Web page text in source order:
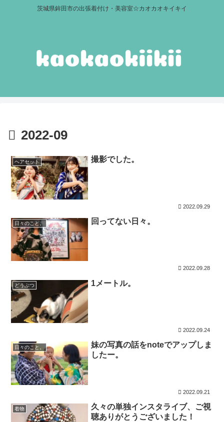
茨城県鉾田市の出張着付け・美容室☆カオカオキイキイ
2022-09
ヘアセット 撮影でした。
2022.09.29
日々のこと。 回ってない日々。
2022.09.28
どうぶつ 1メートル。
2022.09.24
日々のこと。
妹の写真の話をnoteでアップしま
したー。
2022.09.21
着物
久々の単独インスタライブ、ご視
聴ありがとうございました！